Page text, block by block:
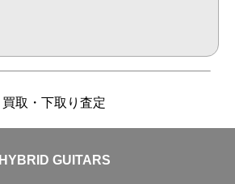
買取・下取り査定
HYBRID GUITARS